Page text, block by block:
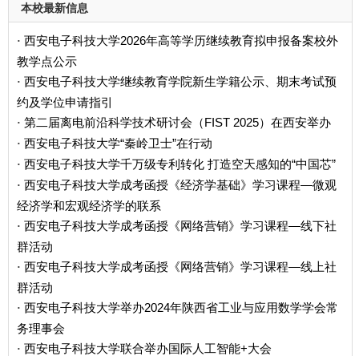
本校最新信息
· 西安电子科技大学2026年高等学历继续教育拟申报备案校外
教学点公示
· 西安电子科技大学继续教育学院新生学籍公示、期末考试预
约及学位申请指引
· 第二届离电前沿科学技术研讨会（FIST 2025）在西安举办
· 西安电子科技大学“秦岭卫士”在行动
· 西安电子科技大学千万级专利转化 打造空天感知的“中国芯”
· 西安电子科技大学成考函授《经济学基础》学习课程—微观
经济学和宏观经济学的联系
· 西安电子科技大学成考函授《网络营销》学习课程—线下社
群活动
· 西安电子科技大学成考函授《网络营销》学习课程—线上社
群活动
· 西安电子科技大学举办2024年陕西省工业与应用数学学会常
务理事会
· 西安电子科技大学联合举办国际人工智能+大会